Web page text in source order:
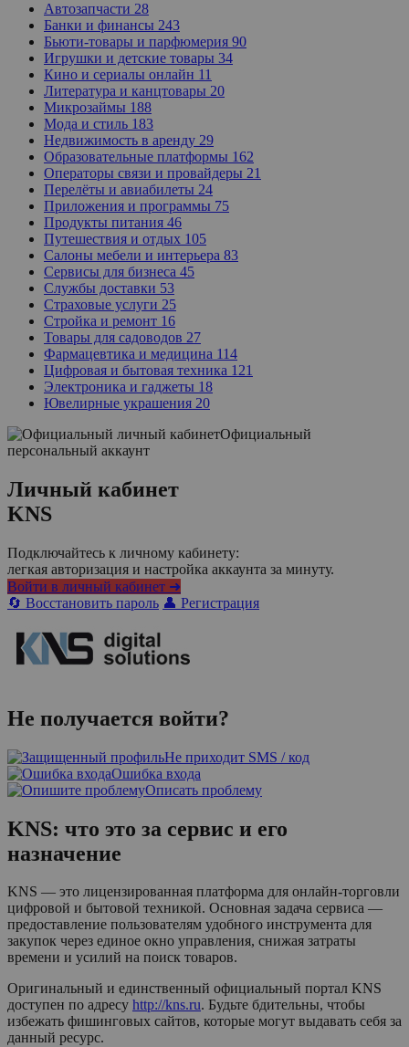
Автозапчасти 28
Банки и финансы 243
Бьюти-товары и парфюмерия 90
Игрушки и детские товары 34
Кино и сериалы онлайн 11
Литература и канцтовары 20
Микрозаймы 188
Мода и стиль 183
Недвижимость в аренду 29
Образовательные платформы 162
Операторы связи и провайдеры 21
Перелёты и авиабилеты 24
Приложения и программы 75
Продукты питания 46
Путешествия и отдых 105
Салоны мебели и интерьера 83
Сервисы для бизнеса 45
Службы доставки 53
Страховые услуги 25
Стройка и ремонт 16
Товары для садоводов 27
Фармацевтика и медицина 114
Цифровая и бытовая техника 121
Электроника и гаджеты 18
Ювелирные украшения 20
Официальный
персональный аккаунт
Личный кабинет
KNS
Подключайтесь к личному кабинету:
легкая авторизация и настройка аккаунта за минуту.
Войти в личный кабинет ➜
🔄 Восстановить пароль 👤 Регистрация
Не получается войти?
Не приходит SMS / код
Ошибка входа
Описать проблему
KNS: что это за сервис и его
назначение
KNS — это лицензированная платформа для онлайн-торговли
цифровой и бытовой техникой. Основная задача сервиса —
предоставление пользователям удобного инструмента для
закупок через единое окно управления, снижая затраты
времени и усилий на поиск товаров.
Оригинальный и единственный официальный портал KNS
доступен по адресу http://kns.ru. Будьте бдительны, чтобы
избежать фишинговых сайтов, которые могут выдавать себя за
данный ресурс.